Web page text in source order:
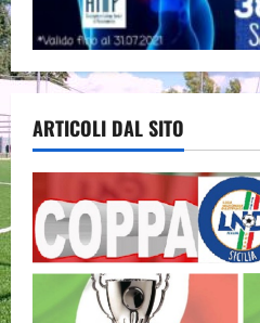
ARTICOLI DAL SITO